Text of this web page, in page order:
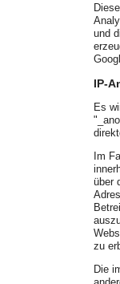
und
IP-
Es
Im
über
zu
Die